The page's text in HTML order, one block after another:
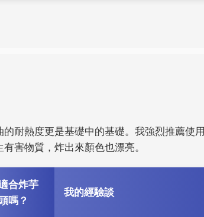
耐熱度更是基礎中的基礎。我強烈推薦使用
害物質，炸出來顏色也漂亮。
合炸芋
嗎？
我的經驗談